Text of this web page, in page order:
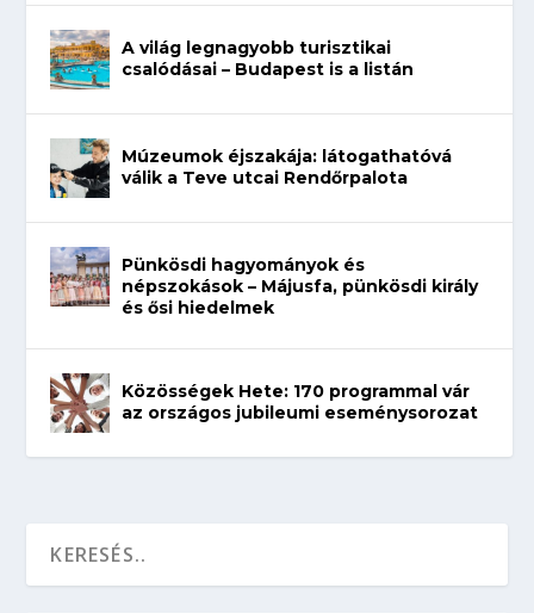
A világ legnagyobb turisztikai
csalódásai – Budapest is a listán
Múzeumok éjszakája: látogathatóvá
válik a Teve utcai Rendőrpalota
Pünkösdi hagyományok és
népszokások – Májusfa, pünkösdi király
és ősi hiedelmek
Közösségek Hete: 170 programmal vár
az országos jubileumi eseménysorozat